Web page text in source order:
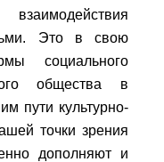
Это в свою
социального
общества в
пути культурно-
точки зрения
дополняют и